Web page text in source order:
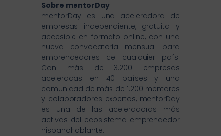
Sobre mentorDay
mentorDay es una aceleradora de
empresas independiente, gratuita y
accesible en formato online, con una
nueva convocatoria mensual para
emprendedores de cualquier país.
Con más de 3.200 empresas
aceleradas en 40 países y una
comunidad de más de 1.200 mentores
y colaboradores expertos, mentorDay
es una de las aceleradoras más
activas del ecosistema emprendedor
hispanohablante.